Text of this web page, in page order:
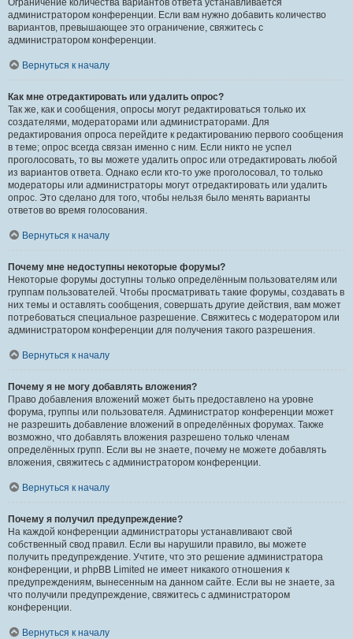
Ограничение количества вариантов ответа устанавливается
администратором конференции. Если вам нужно добавить количество
вариантов, превышающее это ограничение, свяжитесь с
администратором конференции.
Вернуться к началу
Как мне отредактировать или удалить опрос?
Так же, как и сообщения, опросы могут редактироваться только их
создателями, модераторами или администраторами. Для
редактирования опроса перейдите к редактированию первого сообщения
в теме; опрос всегда связан именно с ним. Если никто не успел
проголосовать, то вы можете удалить опрос или отредактировать любой
из вариантов ответа. Однако если кто-то уже проголосовал, то только
модераторы или администраторы могут отредактировать или удалить
опрос. Это сделано для того, чтобы нельзя было менять варианты
ответов во время голосования.
Вернуться к началу
Почему мне недоступны некоторые форумы?
Некоторые форумы доступны только определённым пользователям или
группам пользователей. Чтобы просматривать такие форумы, создавать в
них темы и оставлять сообщения, совершать другие действия, вам может
потребоваться специальное разрешение. Свяжитесь с модератором или
администратором конференции для получения такого разрешения.
Вернуться к началу
Почему я не могу добавлять вложения?
Право добавления вложений может быть предоставлено на уровне
форума, группы или пользователя. Администратор конференции может
не разрешить добавление вложений в определённых форумах. Также
возможно, что добавлять вложения разрешено только членам
определённых групп. Если вы не знаете, почему не можете добавлять
вложения, свяжитесь с администратором конференции.
Вернуться к началу
Почему я получил предупреждение?
На каждой конференции администраторы устанавливают свой
собственный свод правил. Если вы нарушили правило, вы можете
получить предупреждение. Учтите, что это решение администратора
конференции, и phpBB Limited не имеет никакого отношения к
предупреждениям, вынесенным на данном сайте. Если вы не знаете, за
что получили предупреждение, свяжитесь с администратором
конференции.
Вернуться к началу